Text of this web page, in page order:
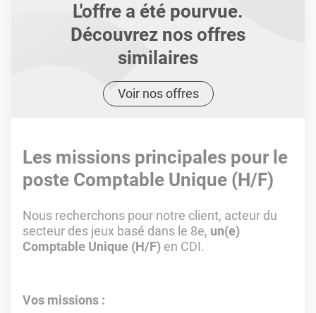
L'offre a été pourvue.
Découvrez nos offres
similaires
Voir nos offres
Les missions principales pour le
poste Comptable Unique (H/F)
Nous recherchons pour notre client, acteur du
secteur des jeux basé dans le 8e, un(e)
Comptable Unique (H/F) en CDI.
Vos missions :